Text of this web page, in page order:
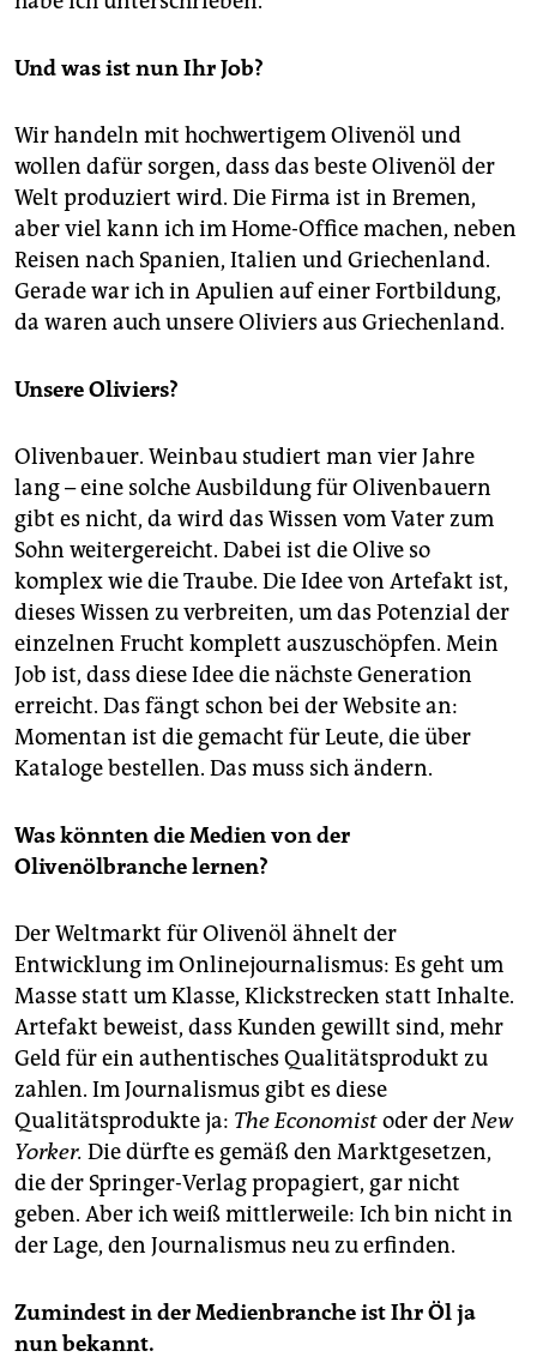
Und was ist nun Ihr Job?
Wir handeln mit hochwertigem Olivenöl und
wollen dafür sorgen, dass das beste Olivenöl der
Welt produziert wird. Die Firma ist in Bremen,
aber viel kann ich im Home-Office machen, neben
Reisen nach Spanien, Italien und Griechenland.
Gerade war ich in Apulien auf einer Fortbildung,
da waren auch unsere Oliviers aus Griechenland.
Unsere Oliviers?
Olivenbauer. Weinbau studiert man vier Jahre
lang – eine solche Ausbildung für Olivenbauern
gibt es nicht, da wird das Wissen vom Vater zum
Sohn weitergereicht. Dabei ist die Olive so
komplex wie die Traube. Die Idee von Artefakt ist,
dieses Wissen zu verbreiten, um das Potenzial der
einzelnen Frucht komplett auszuschöpfen. Mein
Job ist, dass diese Idee die nächste Generation
erreicht. Das fängt schon bei der Website an:
Momentan ist die gemacht für Leute, die über
Kataloge bestellen. Das muss sich ändern.
Was könnten die Medien von der
Olivenölbranche lernen?
Der Weltmarkt für Olivenöl ähnelt der
Entwicklung im Onlinejournalismus: Es geht um
Masse statt um Klasse, Klickstrecken statt Inhalte.
Artefakt beweist, dass Kunden gewillt sind, mehr
Geld für ein authentisches Qualitätsprodukt zu
zahlen. Im Journalismus gibt es diese
Qualitätsprodukte ja: The Economistoder derNew
Yorker. Die dürfte es gemäß den Marktgesetzen,
die der Springer-Verlag propagiert, gar nicht
geben. Aber ich weiß mittlerweile: Ich bin nicht in
der Lage, den Journalismus neu zu erfinden.
Zumindest in der Medienbranche ist Ihr Öl ja
nun bekannt.